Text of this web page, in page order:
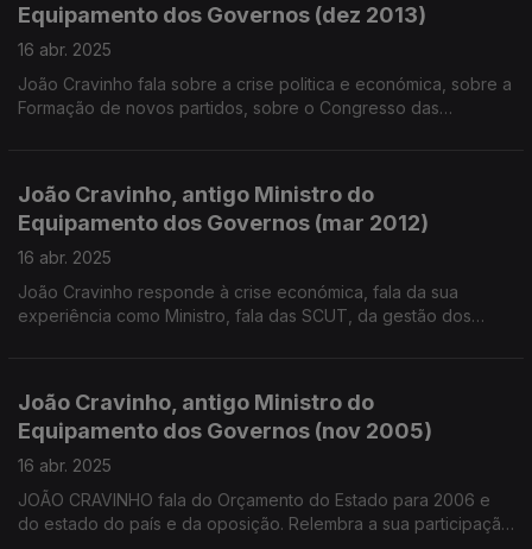
Equipamento dos Governos (dez 2013)
16 abr. 2025
João Cravinho fala sobre a crise politica e económica, sobre a
Formação de novos partidos, sobre o Congresso das
João Cravinho, antigo Ministro do
Equipamento dos Governos (mar 2012)
16 abr. 2025
João Cravinho responde à crise económica, fala da sua
experiência como Ministro, fala das SCUT, da gestão dos
João Cravinho, antigo Ministro do
Equipamento dos Governos (nov 2005)
16 abr. 2025
JOÃO CRAVINHO fala do Orçamento do Estado para 2006 e
do estado do país e da oposição. Relembra a sua participação